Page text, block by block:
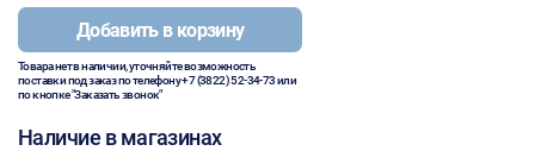
Добавить в корзину
Товара нет в наличии, уточняйте возможность
поставки под заказ по телефону+7 (3822) 52-34-73или
по кнопке "Заказать звонок"
Наличие в магазинах